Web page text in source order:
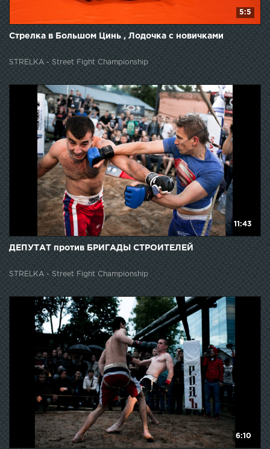
5:5
Стрелка в Большом Цинь , Лодочка с новичками
STRELKA - Street Fight Championship
11:43
ДЕПУТАТ против БРИГАДЫ СТРОИТЕЛЕЙ
STRELKA - Street Fight Championship
6:10